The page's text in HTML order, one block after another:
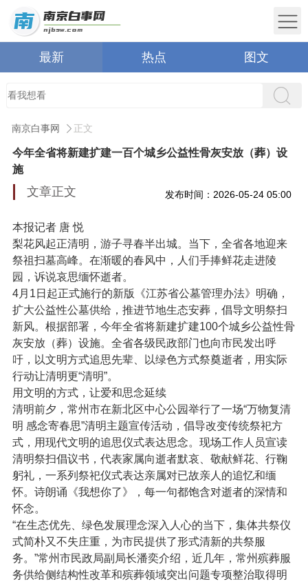
最新 热点 图文
南京白事网 正文
今年全省将新建扩建一百个城乡公益性骨灰安放（葬）设
施
文章正文 发布时间：2026-05-24 05:00
本报记者 唐 悦
梨花风起正清明，游子寻春半出城。当下，全省各地迎来
祭祖扫墓高峰。在渐暖的春风中，人们手捧鲜花走进陵
园，诉说哀思缅怀逝者。
4月1日起正式施行的新版《江苏省公墓管理办法》明确，
扩大公益性公墓供给，推进节地生态安葬，倡导文明祭扫
新风。根据部署，今年全省将新建扩建100个城乡公益性骨
灰安放（葬）设施。全省各级民政部门也向市民发出呼
吁，以文明方式追思先辈、以绿色方式祭奠逝者，用实际
行动让清明更“清明”。
用文明的方式，让爱和思念延续
清明前夕，常州市在新北区中心公园举行了一场“万物复清
明 感念寄春思”清明主题宣传活动，倡导改变传统祭祀方
式，用现代文明的追思仪式表达思念。现场工作人员宣读
清明祭扫倡议书，代表家属向逝者默哀、敬献鲜花、行鞠
躬礼，一系列祭祀仪式表达亲属对已故亲人的追忆和缅
怀。诗朗诵《我想你了》，每一句都饱含对逝者的深情和
怀念。
“在生态优先、绿色发展理念深入人心的当下，集体共祭仪
式简朴又不失庄重，为市民提供了形式清新的共祭服
务。”常州市民政局副局长潘奕介绍，近几年，常州殡葬服
务供给侧结构性改革和殡葬领域突出问题专项整治取得明